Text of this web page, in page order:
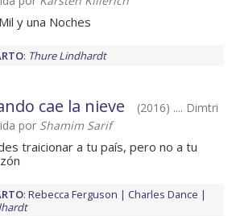
y una Noches
: Thure Lindhardt
cae la nieve
(2016) .... Dimtri
por Shamim Sarif
traicionar a tu país, pero no a tu
: Rebecca Ferguson
Charles Dance